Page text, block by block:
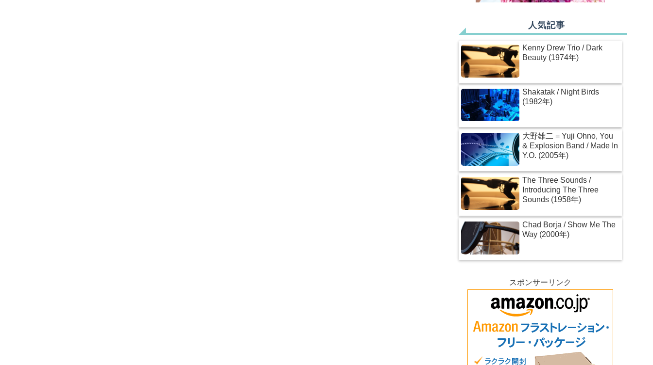
人気記事
Kenny Drew Trio / Dark
Beauty (1974年)
Shakatak / Night Birds
(1982年)
大野雄二 = Yuji Ohno, You
& Explosion Band / Made In
Y.O. (2005年)
The Three Sounds /
Introducing The Three
Sounds (1958年)
Chad Borja / Show Me The
Way (2000年)
スポンサーリンク